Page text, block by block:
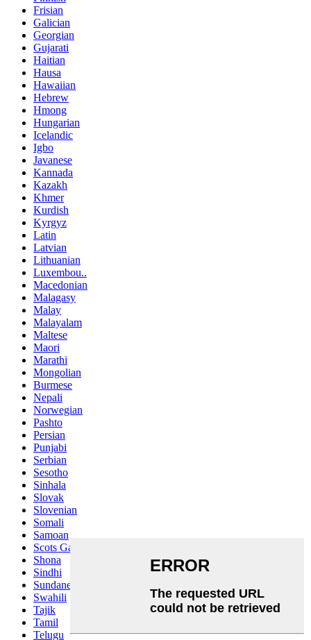
Frisian
Galician
Georgian
Gujarati
Haitian
Hausa
Hawaiian
Hebrew
Hmong
Hungarian
Icelandic
Igbo
Javanese
Kannada
Kazakh
Khmer
Kurdish
Kyrgyz
Latin
Latvian
Lithuanian
Luxembou..
Macedonian
Malagasy
Malay
Malayalam
Maltese
Maori
Marathi
Mongolian
Burmese
Nepali
Norwegian
Pashto
Persian
Punjabi
Serbian
Sesotho
Sinhala
Slovak
Slovenian
Somali
Samoan
Scots Gaelic
Shona
Sindhi
Sundanese
Swahili
Tajik
Tamil
Telugu